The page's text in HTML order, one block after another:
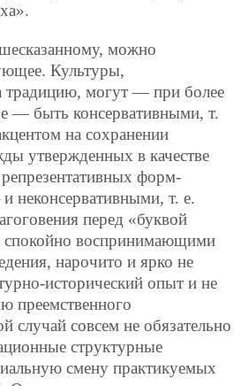
можно
Культуры,
традицию, могут — при более
— быть консервативными, т.
на сохранении
утвержденных в качестве
форм-
неконсервативными, т. е.
перед «буквой
спокойно воспринимающими
нарочито и ярко не
исторический опыт и не
случай совсем не обязательно
структурные
смену практикуемых